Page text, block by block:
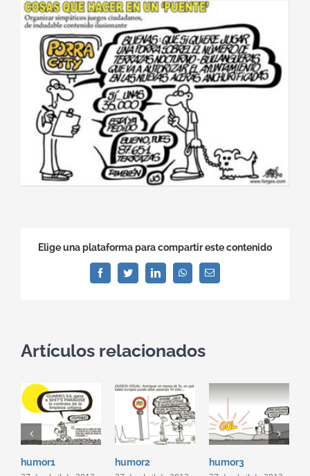
Ver
imagen
grande
Elige una plataforma para compartir este contenido
FacebookTwitterLinkedInWhatsAppCorreo
electrónico
Artículos relacionados
humor1 humor2 humor3